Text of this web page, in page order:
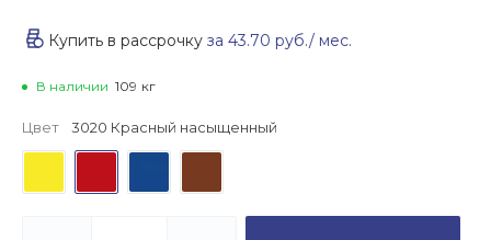
Купить в рассрочку за 43.70 руб./ мес.
В наличии 109 кг
Цвет 3020 Красный насыщенный